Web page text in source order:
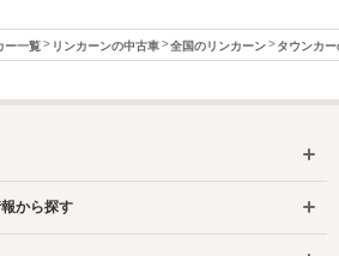
ー一覧 リンカーンの中古車 全国のリンカーン タウンカ
から探す